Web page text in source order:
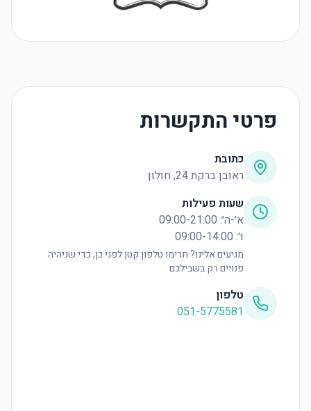
פרטי התקשרות
כתובת
ראובן ברקת 24, חולון
שעות פעילות
א׳-ה׳: 09:00-21:00
ו׳: 09:00-14:00
מגיעים אלינו? תרימו טלפון קטן לפני כן, כדי שניהיה
פנויים רק בשבילכם
טלפון
051-5775581